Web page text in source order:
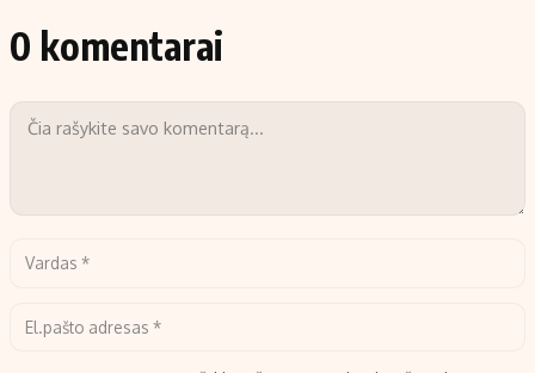
0 komentarai